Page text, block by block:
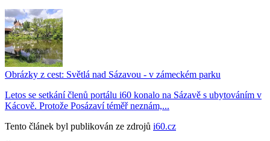
Obrázky z cest: Světlá nad Sázavou - v zámeckém parku
Letos se setkání členů portálu i60 konalo na Sázavě s ubytováním v
Kácově. Protože Posázaví téměř neznám,...
Tento článek byl publikován ze zdrojů i60.cz